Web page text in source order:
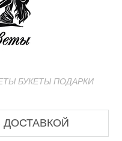
БУКЕТЫ ПОДАРКИ
ДОСТАВКОЙ